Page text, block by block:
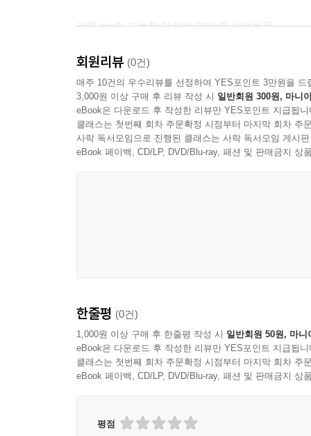
거친 삶 속 고독한 마음을 열어 준 반려동물
아무도 들어올 수 없는 작업실에서 말 없이 글만
그였지만 스노 화이트에게만은 타자기에 올라가
모습이 그려진다. 이처럼 그림책은 스노 화이
드러내듯 묘사하고 있다. 뿐만 아니라 그가 자
사생활을 엿볼 수 있도록 도와준다.
1930년대 작가가 머물던 섬의 분위기를 섬세한
자태를 더욱 강조하며, 어린 고양이였을 때부터
준다. 그 밖에도 고양이가 실제 움직이는 모습, 습
있는 작품으로 완성되었다. 지금도 수많은 관광
회원리뷰 (0건)
매주 10건의 우수리뷰를 선정하여 YES포인트 3만원을 드
3,000원 이상 구매 후 리뷰 작성 시 일반회원 300원, 마니
eBook은 다운로드 후 작성한 리뷰만 YES포인트 지급됩니
클래스는 첫번째 회차 주문확정 시점부터 마지막 회차 주
사락 독서모임으로 진행된 클래스는 사락 독서모임 게시
eBook 페이백, CD/LP, DVD/Blu-ray, 패션 및 판매금지 상
한줄평 (0건)
1,000원 이상 구매 후 한줄평 작성 시 일반회원 50원, 마니
eBook은 다운로드 후 작성한 리뷰만 YES포인트 지급됩니
클래스는 첫번째 회차 주문확정 시점부터 마지막 회차 주
eBook 페이백, CD/LP, DVD/Blu-ray, 패션 및 판매금지 상
평점